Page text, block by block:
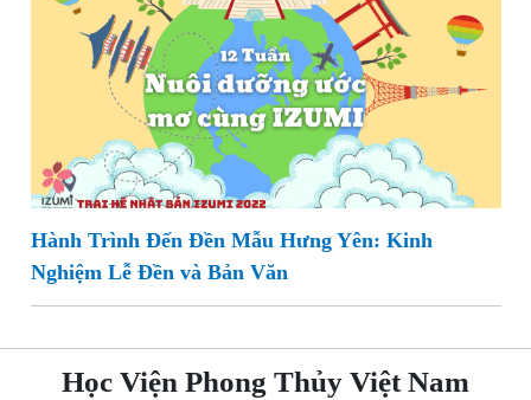
Hành Trình Đến Đền Mẫu Hưng Yên: Kinh
Nghiệm Lễ Đền và Bản Văn
Học Viện Phong Thủy Việt Nam